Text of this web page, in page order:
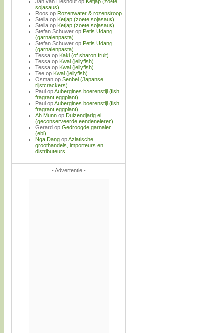
Jan van Lieshout op Ketjap (zoete
sojasaus)
Roos op Rozenwater & rozensiroop
Stella op Ketjap (zoete sojasaus)
Stella op Ketjap (zoete sojasaus)
Stefan Schuwer op Petis Udang
(garnalenpasta)
Stefan Schuwer op Petis Udang
(garnalenpasta)
Tessa op Kaki (of sharon fruit)
Tessa op Kwal (jellyfish)
Tessa op Kwal (jellyfish)
Tee op Kwal (jellyfish)
Osman op Senbei (Japanse
rijstcrackers)
Paul opAubergines boerenstijl (fish
fragrant eggplant)
Paul opAubergines boerenstijl (fish
fragrant eggplant)
Ah Munn op Duizendjarig ei
(geconserveerde eendeneieren)
Gerard op Gedroogde garnalen
(ebi)
Nga Dang opAziatische
groothandels, importeurs en
distributeurs
- Advertentie -